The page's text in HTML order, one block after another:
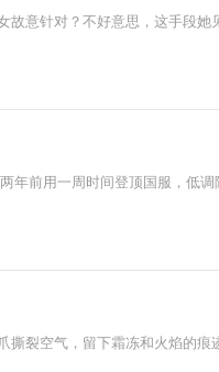
意针对？不好意思，这手段
年前用一周时间登顶国服，
撕裂空气，留下霜冻和火焰